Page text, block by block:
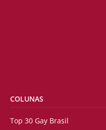
COLUNAS
Top 30 Gay Brasil